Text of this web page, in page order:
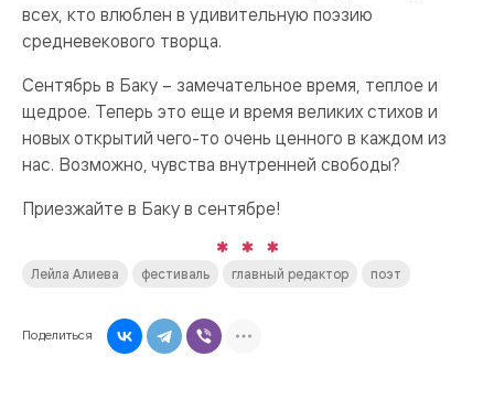
всех, кто влюблен в удивительную поэзию
средневекового творца.
Сентябрь в Баку – замечательное время, теплое и
щедрое. Теперь это еще и время великих стихов и
новых открытий чего-то очень ценного в каждом из
нас. Возможно, чувства внутренней свободы?
Приезжайте в Баку в сентябре!
Лейла Алиева фестиваль главный редактор поэт
Поделиться